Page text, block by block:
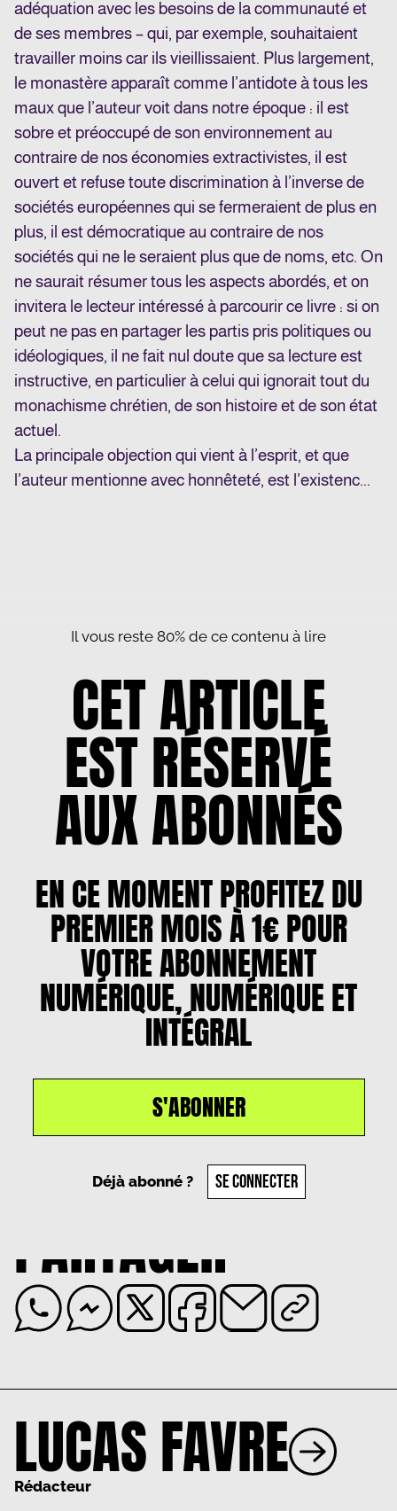
adéquation avec les besoins de la communauté et
de ses membres – qui, par exemple, souhaitaient
travailler moins car ils vieillissaient. Plus largement,
le monastère apparaît comme l’antidote à tous les
maux que l’auteur voit dans notre époque : il est
sobre et préoccupé de son environnement au
contraire de nos économies extractivistes, il est
ouvert et refuse toute discrimination à l’inverse de
sociétés européennes qui se fermeraient de plus en
plus, il est démocratique au contraire de nos
sociétés qui ne le seraient plus que de noms, etc. On
ne saurait résumer tous les aspects abordés, et on
invitera le lecteur intéressé à parcourir ce livre : si on
peut ne pas en partager les partis pris politiques ou
idéologiques, il ne fait nul doute que sa lecture est
instructive, en particulier à celui qui ignorait tout du
monachisme chrétien, de son histoire et de son état
actuel.
La principale objection qui vient à l’esprit, et que
l’auteur mentionne avec honnêteté, est l’existenc...
Il vous reste 80% de ce contenu à lire
CET ARTICLE
EST RÉSERVÉ
AUX ABONNÉS
EN CE MOMENT PROFITEZ DU
PREMIER MOIS À 1€ POUR
VOTRE ABONNEMENT
NUMÉRIQUE, NUMÉRIQUE ET
INTÉGRAL
S'ABONNER
Déjà abonné ? SE CONNECTER
Lucas Favre, le 18 juin 2025
PARTAGER
LUCAS FAVRE
Rédacteur